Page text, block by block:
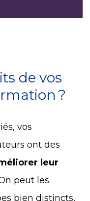
de vos
?
vos
ont des
leur
peut les
bien distincts,